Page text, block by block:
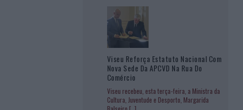
Viseu Reforça Estatuto Nacional Com
Nova Sede Da APCVD Na Rua Do
Comércio
Viseu recebeu, esta terça-feira, a Ministra da
Cultura, Juventude e Desporto, Margarida